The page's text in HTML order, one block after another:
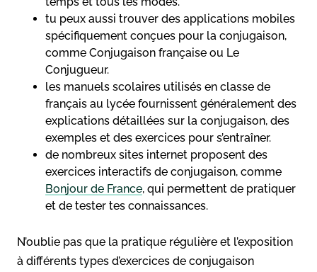
tu peux aussi trouver des applications mobiles
spécifiquement conçues pour la conjugaison,
comme Conjugaison française ou Le
Conjugueur.
les manuels scolaires utilisés en classe de
français au lycée fournissent généralement des
explications détaillées sur la conjugaison, des
exemples et des exercices pour s’entraîner.
de nombreux sites internet proposent des
exercices interactifs de conjugaison, comme
Bonjour de France, qui permettent de pratiquer
et de tester tes connaissances.
N’oublie pas que la pratique régulière et l’exposition
à différents types d’exercices de conjugaison